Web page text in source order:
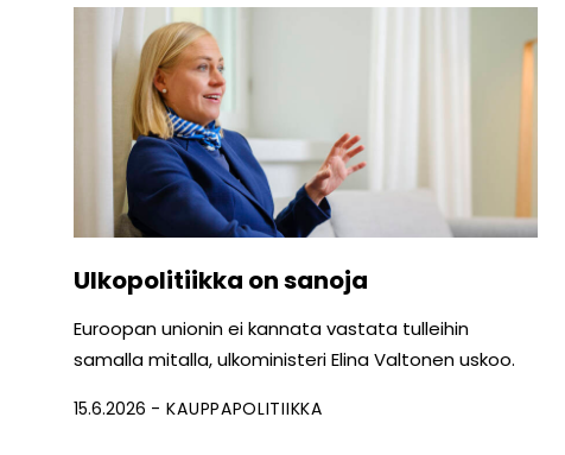
Ulkopolitiikka on sanoja
Euroopan unionin ei kannata vastata tulleihin
samalla mitalla, ulkoministeri Elina Valtonen uskoo.
15.6.2026 KAUPPAPOLITIIKKA